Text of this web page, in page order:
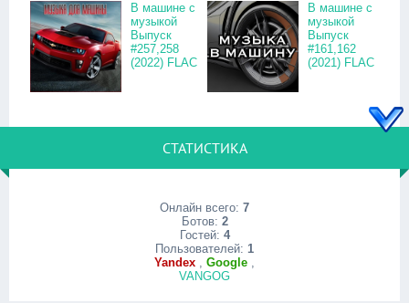
В машине с
музыкой
Выпуск
#257,258
(2022) FLAC
В машине с
музыкой
Выпуск
#161,162
(2021) FLAC
СТАТИСТИКА
Онлайн всего: 7
Ботов: 2
Гостей: 4
Пользователей: 1
Yandex , Google ,
VANGOG